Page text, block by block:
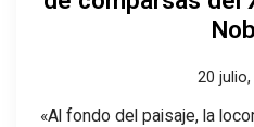
20
«Al fondo del paisaje, la